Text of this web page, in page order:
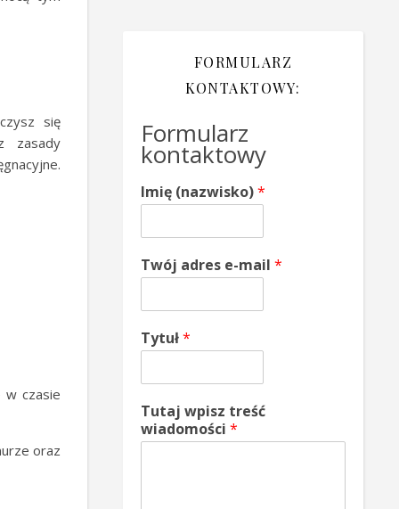
się
zasady
w czasie
oraz
FORMULARZ
KONTAKTOWY:
Formularz
kontaktowy
Imię (nazwisko)*
Twój adres e-mail *
Tytuł*
Tutaj wpisz treść
wiadomości *